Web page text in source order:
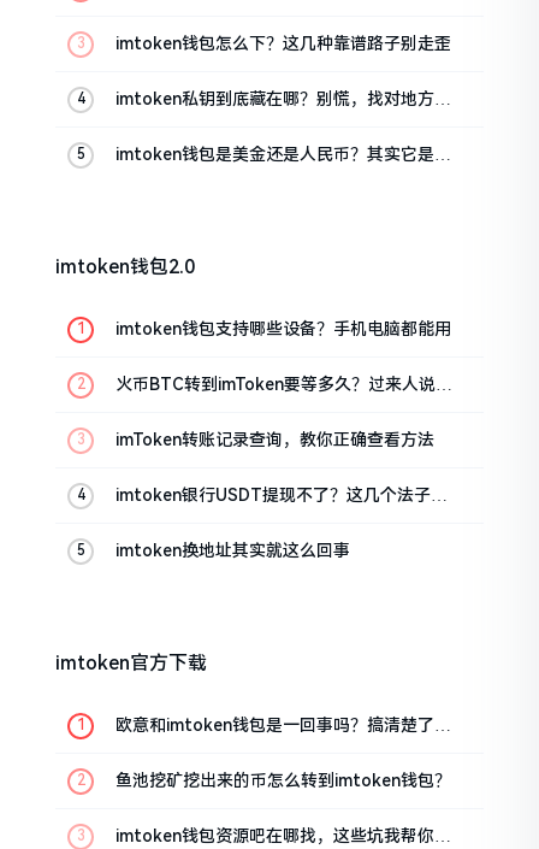
imtoken钱包怎么下？这几种靠谱路子别走歪
imtoken私钥到底藏在哪？别慌，找对地方才
imtoken钱包是美金还是人民币？其实它是个
imtoken钱包2.0
imtoken钱包支持哪些设备？手机电脑都能用
火币BTC转到imToken要等多久？过来人说说
imToken转账记录查询，教你正确查看方法
imtoken银行USDT提现不了？这几个法子能
imtoken换地址其实就这么回事
imtoken官方下载
欧意和imtoken钱包是一回事吗？搞清楚了再
鱼池挖矿挖出来的币怎么转到imtoken钱包？
imtoken钱包资源吧在哪找，这些坑我帮你趟